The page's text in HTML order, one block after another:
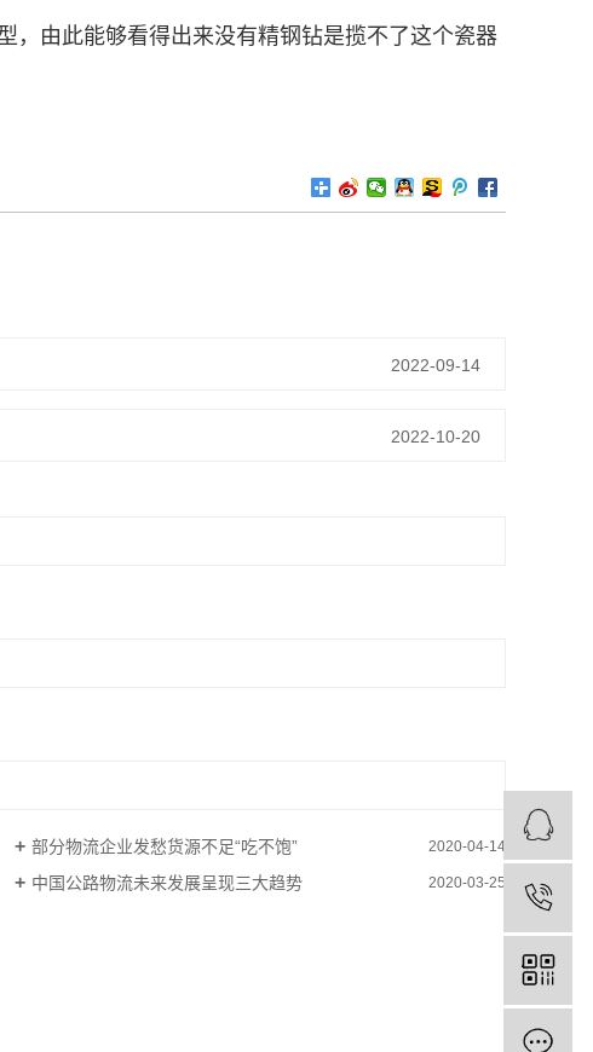
，由此能够看得出来没有精钢钻是揽不了这个瓷器
2022-09-14
2022-10-20
部分物流企业发愁货源不足“吃不饱” 2020-04-14
中国公路物流未来发展呈现三大趋势 2020-03-25